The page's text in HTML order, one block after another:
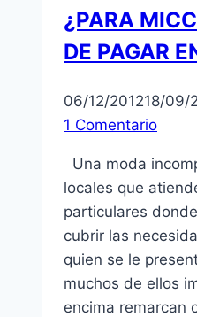
¿PARA
DE PAGAR
06/12/201218/09/
1 Comentario
Una moda
locales que
particulares
cubrir las
quien se le
muchos de ellos
encima remarcan